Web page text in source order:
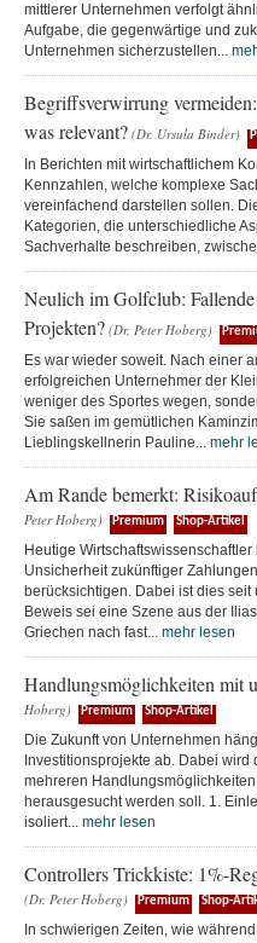
mittlerer Unternehmen verfolgt
Aufgabe, die gegenwärtige und
Unternehmen sicherzustellen...
Begriffsverwirrung
was relevant? (Dr. Ursula Binder)
In Berichten mit wirtschaftlichem
Kennzahlen, welche komplexe
vereinfachend darstellen sollen.
Kategorien, die unterschiedliche
Sachverhalte beschreiben,
Neulich im Golfclub: Fallende
Projekten? (Dr. Peter Hoberg)
Es war wieder soweit. Nach einer
erfolgreichen Unternehmer der
weniger des Sportes wegen,
Sie saßen im gemütlichen
Lieblingskellnerin Pauline... mehr
Am Rande bemerkt:
Peter Hoberg)
Premium Shop-Artikel
Heutige
Unsicherheit zukünftiger
berücksichtigen. Dabei ist dies
Beweis sei eine Szene aus der
Griechen nach fast... mehr lesen
Handlungsmöglichkeiten mit
Hoberg)
Premium Shop-Artikel
Die Zukunft von Unternehmen
Investitionsprojekte ab. Dabei
mehreren
herausgesucht werden soll. 1.
isoliert... mehr lesen
Controllers Trickkiste: 1%-
(Dr. Peter Hoberg) Premium Shop-
In schwierigen Zeiten, wie